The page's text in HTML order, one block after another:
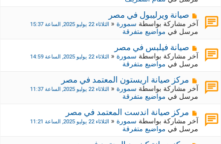
د
د
ة
ر
ك
ة
ج
د
د
ة
م
ش
ر
ك
ة
ج
د
د
ة
صيانة ويرليبول في مصر
آخر مشاركة بواسطة سمورة« الثلاثاء 22 يوليو 2025, الساعة 15:37
مرسل في مواضيع متفرقة
م
ش
ر
ك
ة
ج
د
د
ة
صيانة فيلبس في مصر
آخر مشاركة بواسطة سمورة« الثلاثاء 22 يوليو 2025, الساعة 14:59
مرسل في مواضيع متفرقة
م
ش
ر
ك
ة
ج
د
مركز صيانة اريستون المعتمد في مصر
آخر مشاركة بواسطة سمورة« الثلاثاء 22 يوليو 2025, الساعة 11:37
مرسل في مواضيع متفرقة
م
ش
ر
ك
مركز صيانة اندست المعتمد في مصر
آخر مشاركة بواسطة سمورة« الثلاثاء 22 يوليو 2025, الساعة 11:21
مرسل في مواضيع متفرقة